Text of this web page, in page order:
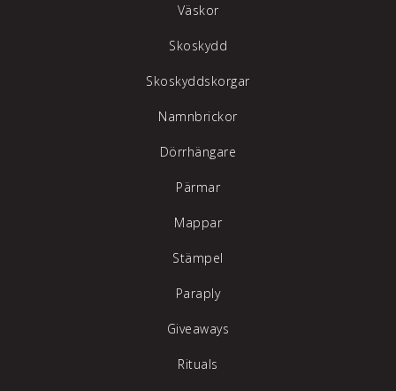
Väskor
Skoskydd
Skoskyddskorgar
Namnbrickor
Dörrhängare
Pärmar
Mappar
Stämpel
Paraply
Giveaways
Rituals